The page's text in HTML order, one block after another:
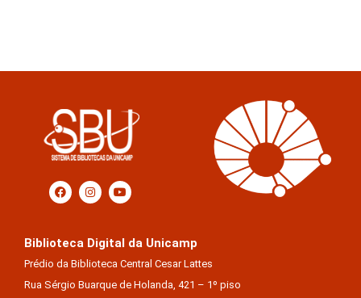
Biblioteca Digital da Unicamp
Prédio da Biblioteca Central Cesar Lattes
Rua Sérgio Buarque de Holanda, 421 – 1º piso